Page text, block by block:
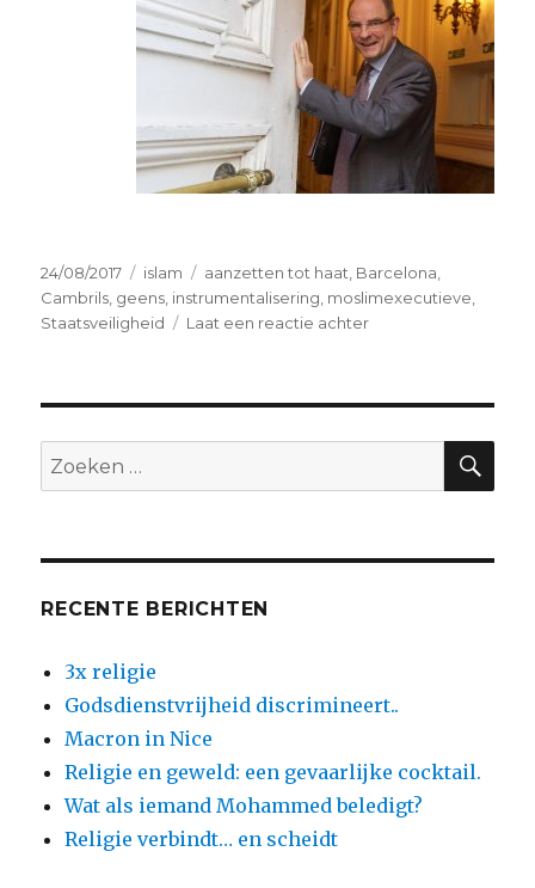
Geplaatst
op
24/08/2017 Categorieën
islam Tags
aanzetten tot haat Barcelona
Cambrils geens instrumentalisering moslimexecutieve
Staatsveiligheid
Laat een reactie achterop
Moslimexecutieve
doodsteek
Zoeken
naar:
RECENTE BERICHTEN
3x religie
Godsdienstvrijheid discrimineert..
Macron in Nice
Religie en geweld: een gevaarlijke cocktail.
Wat als iemand Mohammed beledigt?
Religie verbindt… en scheidt